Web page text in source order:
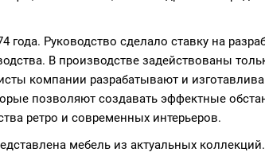
года. Руководство сделало ставку на
В производстве задействованы
компании разрабатывают и
позволяют создавать эффектные
ретро и современных интерьеров.
мебель из актуальных